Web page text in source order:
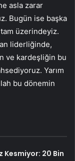
asla zarar
Bugün ise başka
tam üzerindeyiz.
liderliğinde,
ve kardeşliğin bu
Yarım
bu dönemin
Kesmiyor: 20 Bin